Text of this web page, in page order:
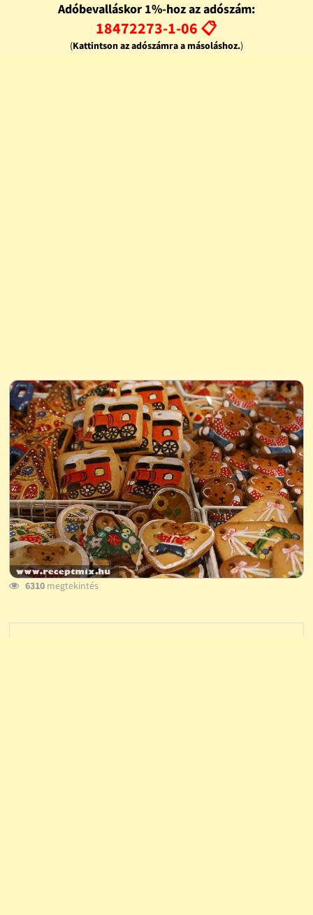
Adóbevalláskor 1%-hoz az adószám:
18472273-1-06 📋
(Kattintson az adószámra a másoláshoz.)
6310megtekintés